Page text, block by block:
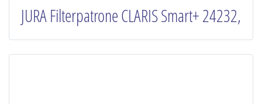
JURA Filterpatrone CLARIS Smart+ 24232,